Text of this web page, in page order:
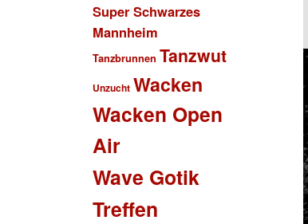
Super Schwarzes
Mannheim
Tanzbrunnen Tanzwut
Unzucht Wacken
Wacken Open
Air
Wave Gotik
Treffen